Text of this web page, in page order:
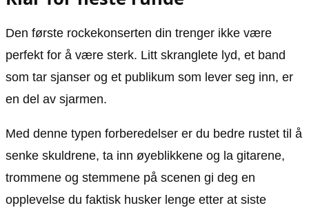
Den første rockekonserten din trenger ikke være
perfekt for å være sterk. Litt skranglete lyd, et band
som tar sjanser og et publikum som lever seg inn, er
en del av sjarmen.
Med denne typen forberedelser er du bedre rustet til å
senke skuldrene, ta inn øyeblikkene og la gitarene,
trommene og stemmene på scenen gi deg en
opplevelse du faktisk husker lenge etter at siste